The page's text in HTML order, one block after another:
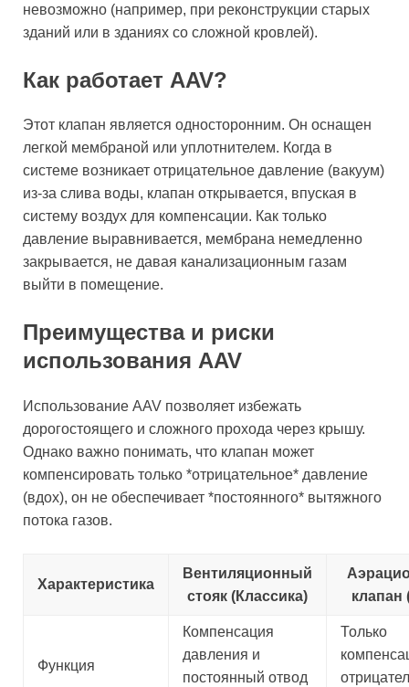
невозможно (например, при реконструкции старых
зданий или в зданиях со сложной кровлей).
Как работает AAV?
Этот клапан является односторонним. Он оснащен
легкой мембраной или уплотнителем. Когда в
системе возникает отрицательное давление (вакуум)
из-за слива воды, клапан открывается, впуская в
систему воздух для компенсации. Как только
давление выравнивается, мембрана немедленно
закрывается, не давая канализационным газам
выйти в помещение.
Преимущества и риски
использования AAV
Использование AAV позволяет избежать
дорогостоящего и сложного прохода через крышу.
Однако важно понимать, что клапан может
компенсировать только *отрицательное* давление
(вдох), он не обеспечивает *постоянного* вытяжного
потока газов.
Характеристика
Вентиляционный
стояк (Классика)
клапан
Функция
Компенсация
давления и
постоянный отвод
Только